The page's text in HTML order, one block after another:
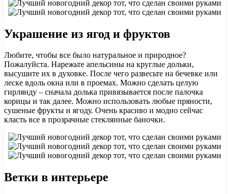
Украшение из ягод и фруктов
Любите, чтобы все было натуральное и природное?
Пожалуйста. Нарежьте апельсины на круглые дольки,
высушите их в духовке. После чего развесьте на бечевке или
леске вдоль окна или в проемах. Можно сделать целую
гирлянду – сначала долька привязывается после палочка
корицы и так далее. Можно использовать любые пряности,
сушеные фрукты и ягоду. Очень красиво и модно сейчас
класть все в прозрачные стеклянные баночки.
Ветки в интерьере